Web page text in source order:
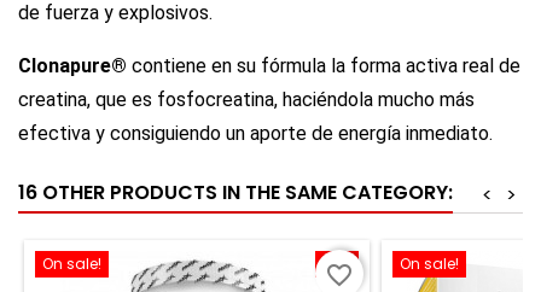
de fuerza y explosivos.
Clonapure® contiene en su fórmula la forma activa real de
creatina, que es fosfocreatina, haciéndola mucho más
efectiva y consiguiendo un aporte de energía inmediato.
16 OTHER PRODUCTS IN THE SAME CATEGORY: >
<
-8%
On sale! favorite_border On sale!